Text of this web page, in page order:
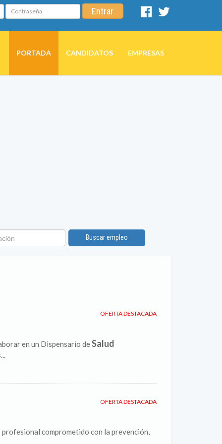
Contraseña Entrar
Facebook
PORTADA CANDIDATOS EMPRESAS
Buscar empleo
OFERTA DESTACADA
en un Dispensario deSalud
OFERTA DESTACADA
profesional comprometido con la prevención,